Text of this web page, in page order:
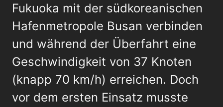
Fukuoka mit der südkoreanischen
Hafenmetropole Busan verbinden
und während der Überfahrt eine
Geschwindigkeit von 37 Knoten
(knapp 70 km/h) erreichen. Doch
vor dem ersten Einsatz musste